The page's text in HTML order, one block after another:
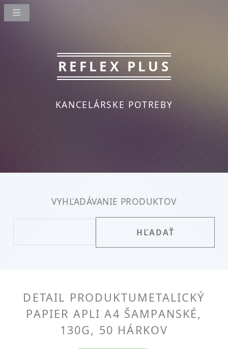
REFLEX PLUS
KANCELÁRSKE POTREBY
VYHĽADÁVANIE PRODUKTOV
DETAIL PRODUKTU METALICKÝ
PAPIER APLI A4 ŠAMPANSKÉ,
130G, 50 HÁRKOV